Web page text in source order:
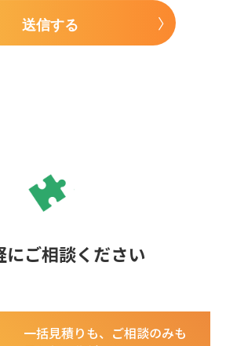
送信する
にご相談ください
一括見積りも、ご相談のみも